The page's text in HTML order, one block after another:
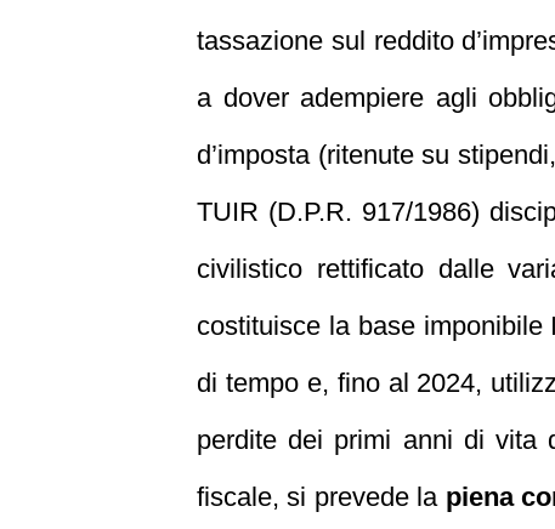
tassazione sul reddito
a dover adempiere agli
d’imposta (ritenute su
TUIR (D.P.R. 917/1986)
civilistico rettificato dalle
costituisce la base
di tempo e, fino al 2024,
perdite dei primi anni di vita
fiscale, si prevede la piena